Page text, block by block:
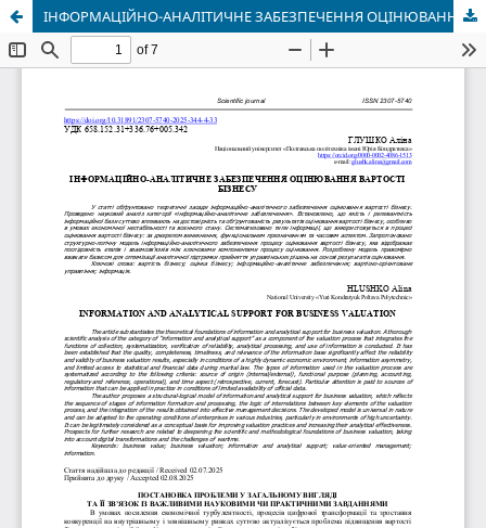
ІНФОРМАЦІЙНО-АНАЛІТИЧНЕ ЗАБЕЗПЕЧЕННЯ ОЦІНЮВАННЯ ВАРТОСТІ БІЗНЕСУ